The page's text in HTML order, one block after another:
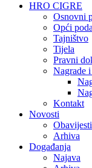
HRO CIGRE
Osnovni
Opći
Tajništvo
Tijela
Pravni
Nagrade
Kontakt
Novosti
Obavijesti
Arhiva
Događanja
Najava